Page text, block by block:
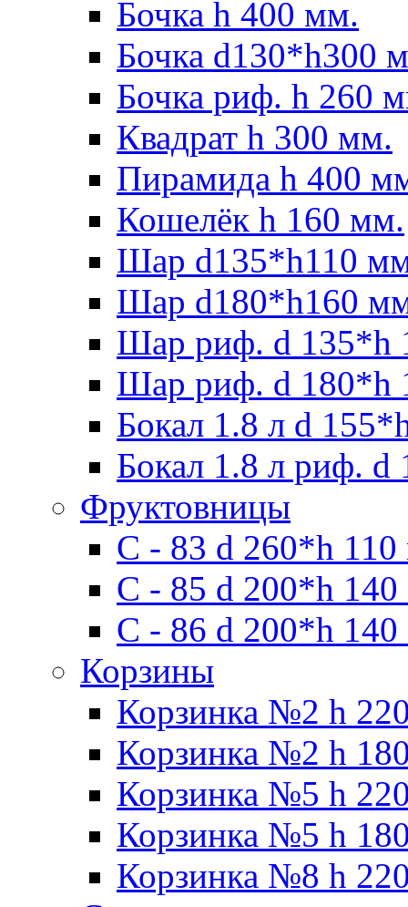
Бочка h 400 мм.
Бочка d130*h300
Бочка риф. h 260
Квадрат h 300 мм.
Пирамида h 400
Кошелёк h 160 мм.
Шар d135*h110
Шар d180*h160
Шар риф. d 135*h
Шар риф. d 180*h
Бокал 1.8 л d
Бокал 1.8 л риф.
Фруктовницы
С - 83 d 260*h
С - 85 d 200*h
С - 86 d 200*h
Корзины
Корзинка №2 h
Корзинка №2 h
Корзинка №5 h
Корзинка №5 h
Корзинка №8 h